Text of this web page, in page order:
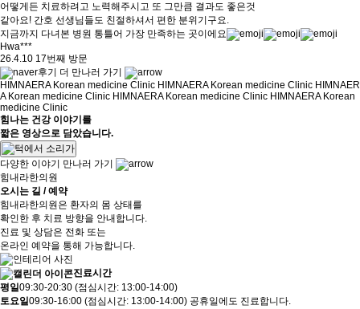
어떻게든 치료하려고 노력해주시고 또 그만큼 결과도 좋은것
같아요! 간호 선생님들도 친절하셔서 편한 분위기구요.
지금까지 다녀본 병원 통틀어 가장 만족하는 곳이에요
Hwa***
26.4.10 17번째 방문
후기 더 만나러 가기
HIMNAERA Korean medicine Clinic HIMNAERA Korean medicine Clinic HIMNAER
A Korean medicine Clinic HIMNAERA Korean medicine Clinic HIMNAERA Korean
medicine Clinic
힘나는 건강 이야기 를
짧은 영상으로 담았습니다.
다양한 이야기 만나러 가기
힘내라한의원
오시는 길 / 예약
힘내라한의원은 환자의 몸 상태를
확인한 후 치료 방향을 안내합니다.
진료 및 상담은 전화 또는
온라인 예약을 통해 가능합니다.
진료시간
평일09:30-20:30 (점심시간: 13:00-14:00)
토 요일09:30-16:00 (점심시간: 13:00-14:00) 공휴일에도 진료합니다.